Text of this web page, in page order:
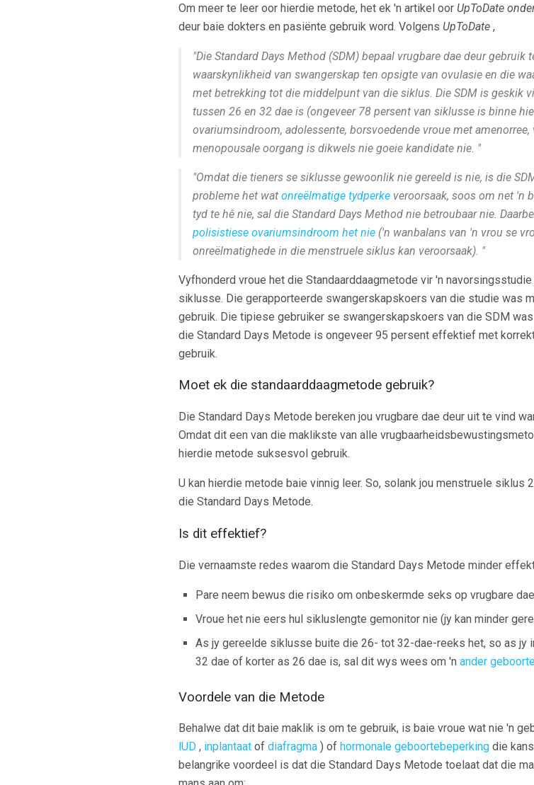
Om meer te leer oor hierdie metode, het ek 'n artikel oor UpToDate
deur baie dokters en pasiënte gebruik word. Volgens UpToDate ,
"Die Standard Days Method (SDM) bepaal vrugbare dae deur
waarskynlikheid van swangerskap ten opsigte van ovulasie en die
met betrekking tot die middelpunt van die siklus. Die SDM is geskik
tussen 26 en 32 dae is (ongeveer 78 persent van siklusse is binne
ovariumsindroom, adolessente, borsvoedende vroue met
menopousale oorgang is dikwels nie goeie kandidate nie. "
"Omdat die tieners se siklusse gewoonlik nie gereeld is nie, is die
probleme het wat onreëlmatige tydperke veroorsaak, soos om net 'n
tyd te hê nie, sal die Standard Days Method nie betroubaar nie.
polisistiese ovariumsindroom het nie ('n wanbalans van 'n vrou se
onreëlmatighede in die menstruele siklus kan veroorsaak). "
Vyfhonderd vroue het die Standaarddaagmetode vir 'n
siklusse. Die gerapporteerde swangerskapskoers van die studie was
gebruik. Die tipiese gebruiker se swangerskapskoers van die SDM was
die Standard Days Metode is ongeveer 95 persent effektief met
gebruik.
Moet ek die standaarddaagmetode gebruik?
Die Standard Days Metode bereken jou vrugbare dae deur uit te vind
Omdat dit een van die maklikste van alle
hierdie metode suksesvol gebruik.
U kan hierdie metode baie vinnig leer. So, solank jou menstruele siklus
die Standard Days Metode.
Is dit effektief?
Die vernaamste redes waarom die Standard Days Metode minder
Pare neem bewus die risiko om onbeskermde seks op vrugbare
Vroue het nie eers hul sikluslengte gemonitor nie (jy kan minder
As jy gereelde siklusse buite die 26- tot 32-dae-reeks het, so as jy
32 dae of korter as 26 dae is, sal dit wys wees om 'n ander
Voordele van die Metode
Behalwe dat dit baie maklik is om te gebruik, is baie vroue wat nie 'n
lUD , inplantaat of diafragma ) of hormonale geboortebeperking die
belangrike voordeel is dat die Standard Days Metode toelaat dat die